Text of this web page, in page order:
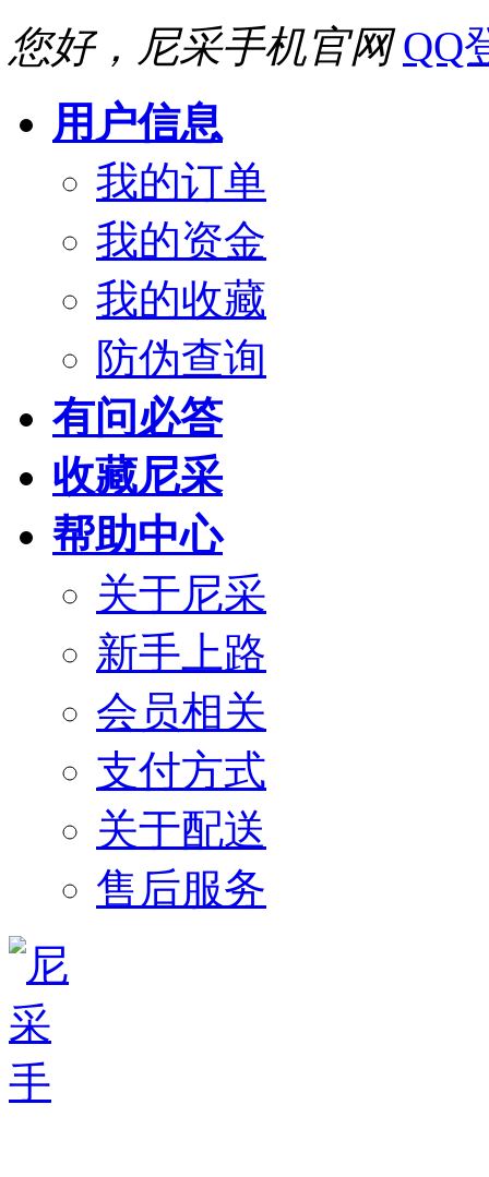
您好，尼采手机官网 QQ
用户信息
我的订单
我的资金
我的收藏
防伪查询
有问必答
收藏尼采
帮助中心
关于尼采
新手上路
会员相关
支付方式
关于配送
售后服务